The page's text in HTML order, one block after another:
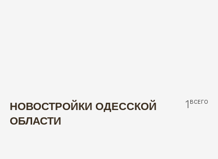
НОВОСТРОЙКИ ОДЕССКОЙ
ОБЛАСТИ
1 ВСЕГО